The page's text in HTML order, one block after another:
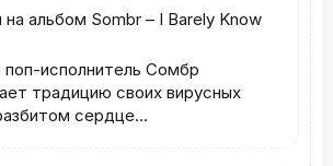
на альбом Sombr – I Barely Know
исполнитель Сомбр
традицию своих вирусных
сердце...